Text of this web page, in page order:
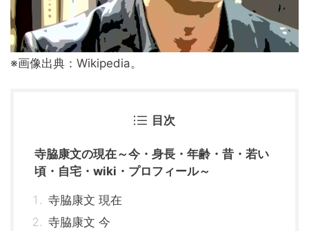
※画像出典：Wikipedia。
目次
寺脇康文の現在～今・身長・年齢・昔・若い
頃・自宅・wiki・プロフィール～
寺脇康文 現在
寺脇康文 今